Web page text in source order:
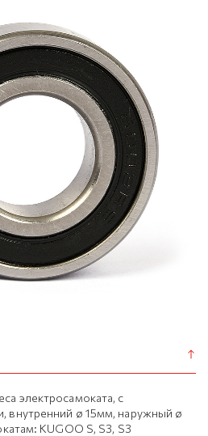
электросамоката, с
внутренний ø 15мм, наружный ø
KUGOO S, S3, S3